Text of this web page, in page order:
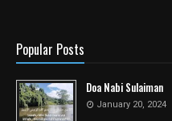
Popular Posts
Doa Nabi Sulaiman
January 20, 2024